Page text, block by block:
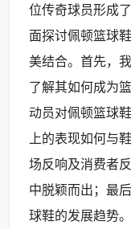
位传奇球员形成
面探讨佩顿篮球
美结合。首先，
了解其如何成为
动员对佩顿篮球
上的表现如何与
场反响及消费者
中脱颖而出；最
球鞋的发展趋势